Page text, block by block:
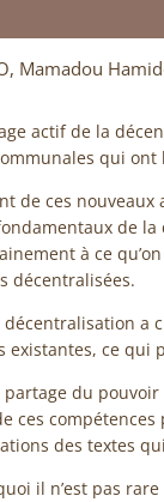
Mamadou
actif de la
qui
de ces
de la
à ce
décentralisées.
a
existantes, ce qui
partage du
ces
des textes
il n’est pas